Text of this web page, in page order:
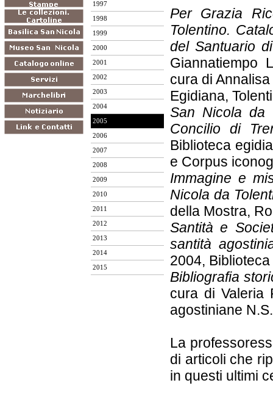
1997
1998
1999
2000
2001
2002
2003
2004
2005
2006
2007
2008
2009
2010
2011
2012
2013
2014
2015
Per Grazia
Tolentino.
del Santuario
Giannatiempo
cura di
Egidiana,
San Nicola da
Concilio di
Biblioteca
e Corpus
Immagine e
Nicola da
della Mostra,
Santità e
santità
2004,
Bibliografia
cura di Valeria
agostiniane
La
di articoli che
in questi ultimi